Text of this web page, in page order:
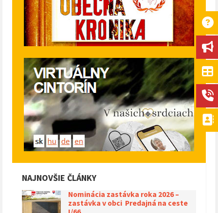
NAJNOVŠIE ČLÁNKY
Nominácia zastávka roka 2026 –
zastávka v obci Predajná na ceste